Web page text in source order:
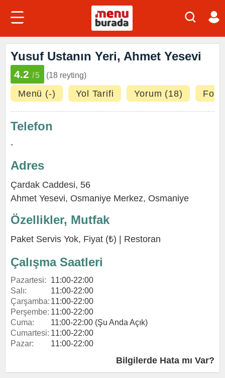
Yusuf Ustanın Yeri, Ahmet Yesevi
4.2 /5 (18 reyting)
Menü (-) Yol Tarifi Yorum (18)
Telefon
-
Adres
Çardak Caddesi, 56
Ahmet Yesevi, Osmaniye Merkez, Osmaniye
Özellikler, Mutfak
Paket Servis Yok, Fiyat (₺) | Restoran
Çalışma Saatleri
Pazartesi:
11:00-22:00
Salı:
11:00-22:00
Çarşamba: 11:00-22:00
Perşembe: 11:00-22:00
Cuma:
11:00-22:00 (Şu Anda Açık)
Cumartesi: 11:00-22:00
Pazar:
11:00-22:00
Bilgilerde Hata mı Var?